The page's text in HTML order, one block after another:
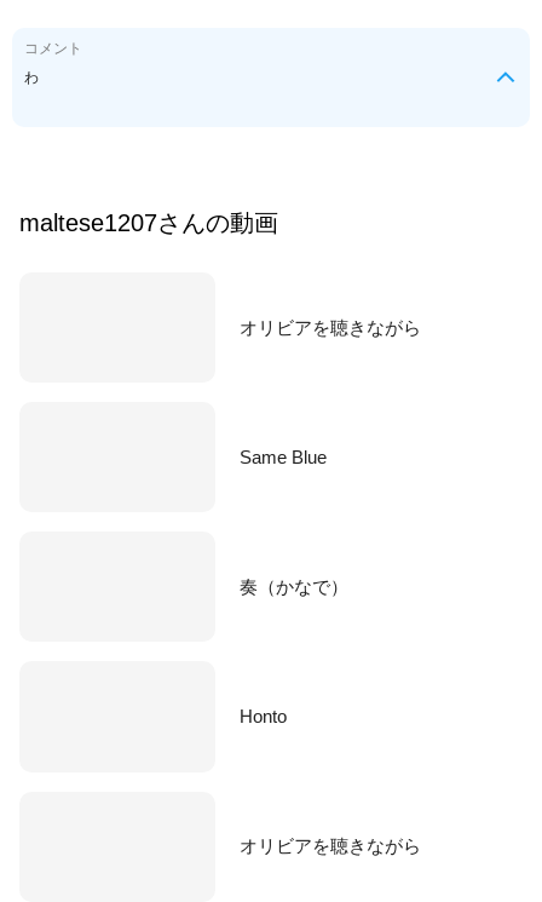
コメント
わ
maltese1207さんの動画
オリビアを聴きながら
Same Blue
奏（かなで）
Honto
オリビアを聴きながら